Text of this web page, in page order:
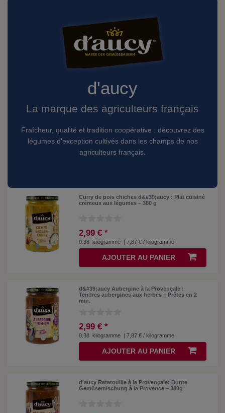
d'aucy
La marque des agriculteurs français
Fraîcheur, qualité et tradition coopérative : découvrez des
légumes d'exception cultivés dans les champs de nos
agriculteurs français.
Curry de pois chiches d&#39;aucy : Plat cuisiné
crémeux aux légumes – 380 g
2,99 € *
0.38 kilogramme | 7,87 € / kilogramme
AJOUTER AU PANIER
d&#39;aucy Aubergine à la Provençale :
Tendres aubergines aux herbes – Prêtes en 2
min.
2,99 € *
0.38 kilogramme | 7,87 € / kilogramme
AJOUTER AU PANIER
d'aucy Ratatouille à la Provençale: Bunte
Gemüsemischung à la Provence – 380g